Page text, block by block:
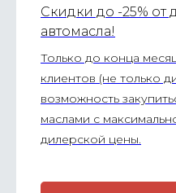
Скидки до -25%
автомасла!
Только до конца
клиентов (не только
возможность
маслами с
дилерской цены.